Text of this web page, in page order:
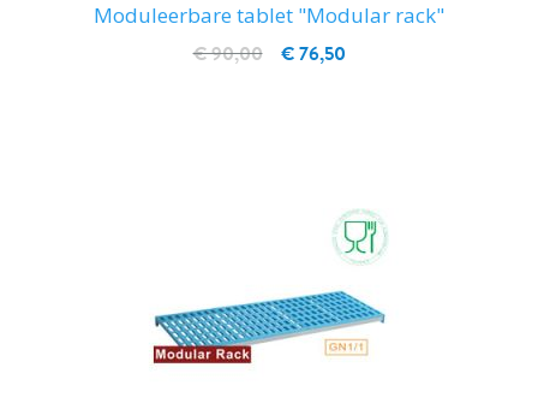
Moduleerbare tablet "Modular rack"
€ 76,50
€ 90,00